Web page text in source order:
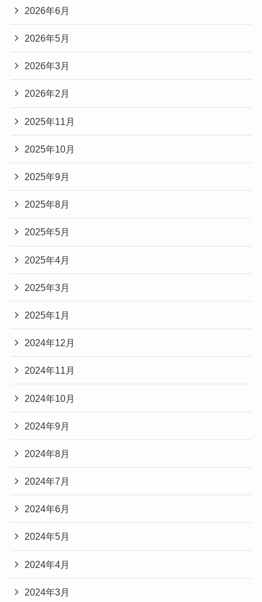
2026年6月
2026年5月
2026年3月
2026年2月
2025年11月
2025年10月
2025年9月
2025年8月
2025年5月
2025年4月
2025年3月
2025年1月
2024年12月
2024年11月
2024年10月
2024年9月
2024年8月
2024年7月
2024年6月
2024年5月
2024年4月
2024年3月